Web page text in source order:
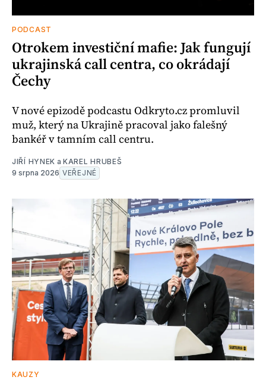
PODCAST
Otrokem investiční mafie: Jak fungují
ukrajinská call centra, co okrádají
Čechy
V nové epizodě podcastu Odkryto.cz promluvil
muž, který na Ukrajině pracoval jako falešný
bankéř v tamním call centru.
JIŘÍ HYNEK a KAREL HRUBEŠ
9 srpna 2026 VEŘEJNÉ
KAUZY